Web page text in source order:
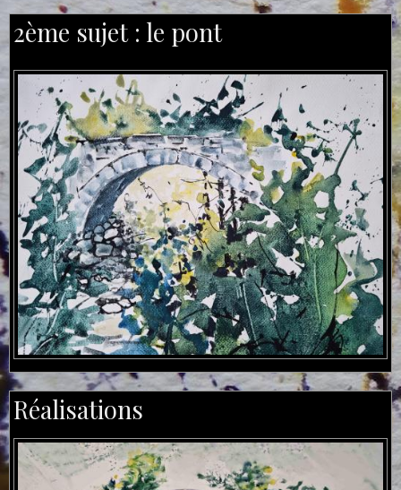
2ème sujet : le pont
Réalisations